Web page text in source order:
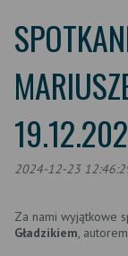
2024-12-23
Za nami wyjątkowe
Gładzikiem,